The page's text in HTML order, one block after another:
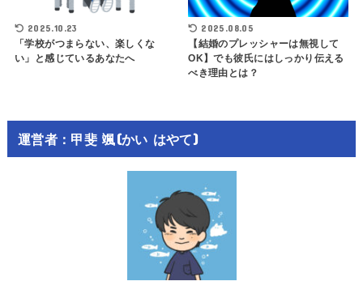
2025.10.23
「学校がつまらない、楽しくな
い」と感じているあなたへ
2025.08.05
【結婚のプレッシャーは無視して
OK】でも彼氏にはしっかり伝える
べき理由とは？
運営者：甲斐 颯(かい はやて)